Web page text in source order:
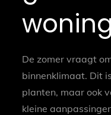
woning
De zomer vraagt
binnenklimaat. Dit
planten, maar ook
kleine